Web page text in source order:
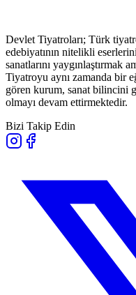
Devlet Tiyatroları; Türk
edebiyatının nitelikli
sanatlarını yaygınlaştırmak
Tiyatroyu aynı zamanda bir
gören kurum, sanat bilincini
olmayı devam ettirmektedir.
Bizi Takip Edin